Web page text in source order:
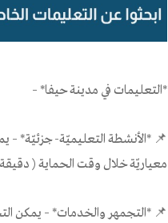
*التعليمات في مدينة حيفا* –
📌 *الأنشطة التعليميّة- جزئيّة* –
معياريّة خلال وقت الحماية (
📌 *التجمهر والخدمات* – يمكن التجمهر بحد أقصى *60 شخصًا* في